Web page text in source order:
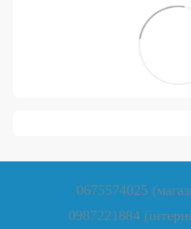
0675574025
0987221884